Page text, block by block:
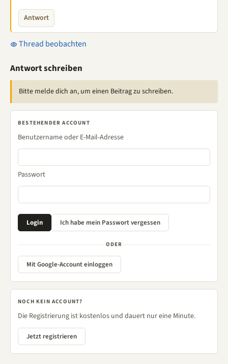
Antwort
Thread beobachten
Antwort schreiben
Bitte melde dich an, um einen Beitrag zu schreiben.
BESTEHENDER ACCOUNT
Benutzername oder E-Mail-Adresse
Passwort
ODER
Mit Google-Account einloggen
NOCH KEIN ACCOUNT?
Die Registrierung ist kostenlos und dauert nur eine Minute.
Jetzt registrieren